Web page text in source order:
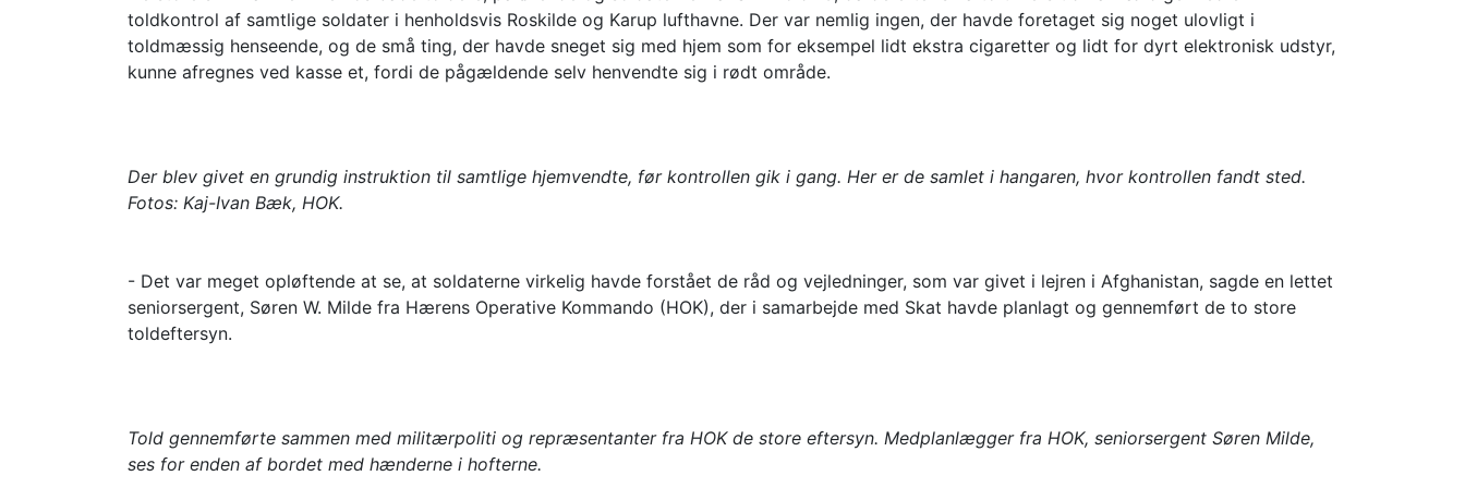
toldkontrol af samtlige soldater i henholdsvis Roskilde og Karup lufthavne. Der var nemlig ingen, der havde foretaget sig noget ulovligt i
toldmæssig henseende, og de små ting, der havde sneget sig med hjem som for eksempel lidt ekstra cigaretter og lidt for dyrt elektronisk udstyr,
kunne afregnes ved kasse et, fordi de pågældende selv henvendte sig i rødt område.
Der blev givet en grundig instruktion til samtlige hjemvendte, før kontrollen gik i gang. Her er de samlet i hangaren, hvor kontrollen fandt sted.
Fotos: Kaj-Ivan Bæk, HOK.
- Det var meget opløftende at se, at soldaterne virkelig havde forstået de råd og vejledninger, som var givet i lejren i Afghanistan, sagde en lettet
seniorsergent, Søren W. Milde fra Hærens Operative Kommando (HOK), der i samarbejde med Skat havde planlagt og gennemført de to store
toldeftersyn.
Told gennemførte sammen med militærpoliti og repræsentanter fra HOK de store eftersyn. Medplanlægger fra HOK, seniorsergent Søren Milde,
ses for enden af bordet med hænderne i hofterne.